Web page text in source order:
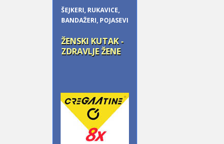
ŠEJKERI, RUKAVICE,
BANDAŽERI, POJASEVI
ŽENSKI KUTAK -
ZDRAVLJE ŽENE